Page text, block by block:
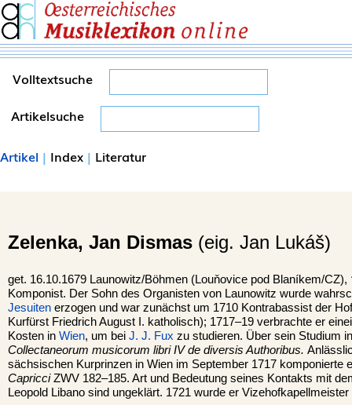
Volltextsuche
Artikelsuche
Artikel | Index | Literatur
Zelenka, Jan Dismas (eig. Jan Lukáš)
get. 16.10.1679 Launowitz/Böhmen (Louňovice pod Blaníkem/
Komponist. Der Sohn des Organisten von Launowitz wurde
Jesuiten erzogen und war zunächst um 1710 Kontrabassist der
Kurfürst Friedrich August I. katholisch); 1717–19 verbrachte er
Kosten in Wien, um bei J. J. Fux zu studieren. Über sein Studium
Collectaneorum musicorum libri IV de diversis Authoribus.
sächsischen Kurprinzen in Wien im September 1717 komponierte
CapricciZWV 182–185. Art und Bedeutung seines Kontakts mit
Leopold Libano sind ungeklärt. 1721 wurde er